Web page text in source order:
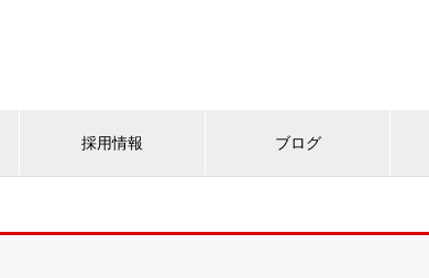
採用情報 ブログ